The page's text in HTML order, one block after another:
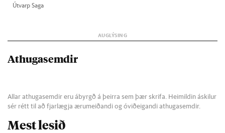
Út­varp Saga
Athugasemdir
Allar athugasemdir eru ábyrgð á þeirra sem þær skrifa. Heimildin áskilur
sér rétt til að fjarlægja ærumeiðandi og óviðeigandi athugasemdir.
Mest lesið